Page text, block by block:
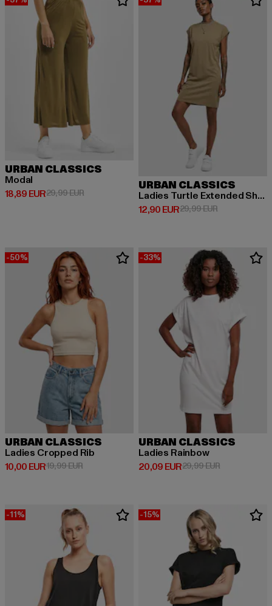
URBAN CLASSICS
Modal
18,89 EUR
Derzeitiger Preis: 18,89 EUR
29,99 EURAktionspreis: 29,99 EUR
URBAN CLASSICS
Ladies Turtle Extended Shoulder
12,90 EUR
Derzeitiger Preis: 12,90 EUR
29,99 EURAktionspreis:
-50%
URBAN CLASSICS
Ladies Cropped Rib
10,00 EUR
Derzeitiger Preis: 10,00 EUR
19,99 EURAktionspreis: 19,99 EUR
-33%
URBAN CLASSICS
Ladies Rainbow
20,09 EUR
Derzeitiger Preis: 20,09 EUR
29,99 EURAktionspreis:
-11% -15%